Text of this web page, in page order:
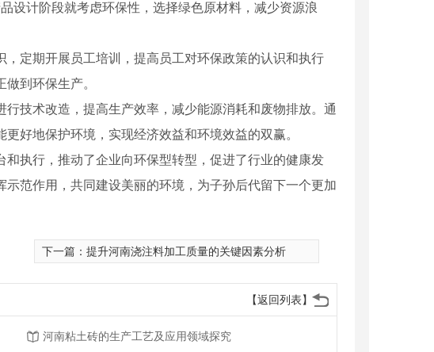
设计阶段就考虑环保性，选择绿色原材料，减少资源浪
定期开展员工培训，提高员工对环保政策的认识和执行
到环保生产。
技术改造，提高生产效率，减少能源消耗和废物排放。通
好地保护环境，实现经济效益和环境效益的双赢。
执行，推动了企业向环保型转型，促进了行业的健康发
范作用，共同建设美丽的环境，为子孙后代留下一个更加
下一篇： 提升河南浇注料加工质量的关键因素分析
【返回列表】
河南粘土砖的生产工艺及应用领域探究